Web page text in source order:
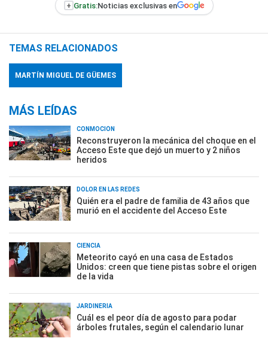
+ Gratis:Noticias exclusivas en
TEMAS RELACIONADOS
MARTÍN MIGUEL DE GÜEMES
MÁS LEÍDAS
CONMOCIÓN
Reconstruyeron la mecánica del choque en el
Acceso Este que dejó un muerto y 2 niños
heridos
DOLOR EN LAS REDES
Quién era el padre de familia de 43 años que
murió en el accidente del Acceso Este
CIENCIA
Meteorito cayó en una casa de Estados
Unidos: creen que tiene pistas sobre el origen
de la vida
JARDINERÍA
Cuál es el peor día de agosto para podar
árboles frutales, según el calendario lunar